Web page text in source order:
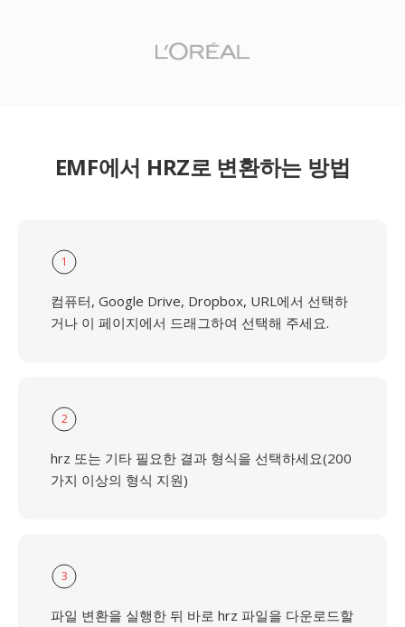
EMF에서 HRZ로 변환하는 방법
1
컴퓨터, Google Drive, Dropbox, URL에서 선택하
거나 이 페이지에서 드래그하여 선택해 주세요.
2
hrz 또는 기타 필요한 결과 형식을 선택하세요(200
가지 이상의 형식 지원)
3
파일 변환을 실행한 뒤 바로 hrz 파일을 다운로드할